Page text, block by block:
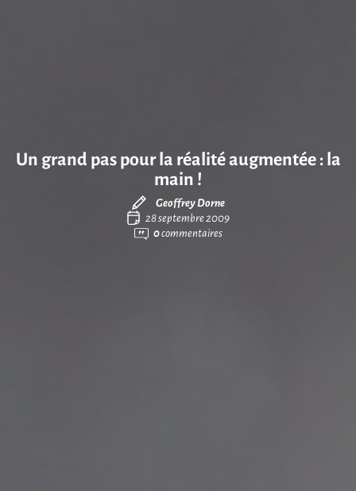
Un grand pas pour la réalité augmentée : la
main !
Geoffrey Dorne
28 septembre 2009
0commentaires